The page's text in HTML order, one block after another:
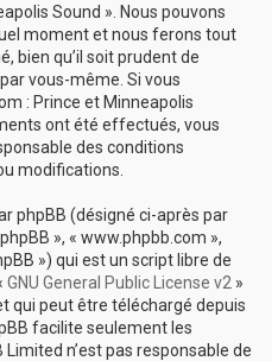
Sound ». Nous pouvons
moment et nous ferons tout
bien qu’il soit prudent de
vous-même. Si vous
: Prince et Minneapolis
ont été effectués, vous
des conditions
modifications.
phpBB (désigné ci-après par
», « www.phpbb.com »,
») qui est un script libre de
GNU General Public License v2 »
qui peut être téléchargé depuis
facilite seulement les
n’est pas responsable de